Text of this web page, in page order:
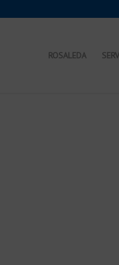
ROSALEDA